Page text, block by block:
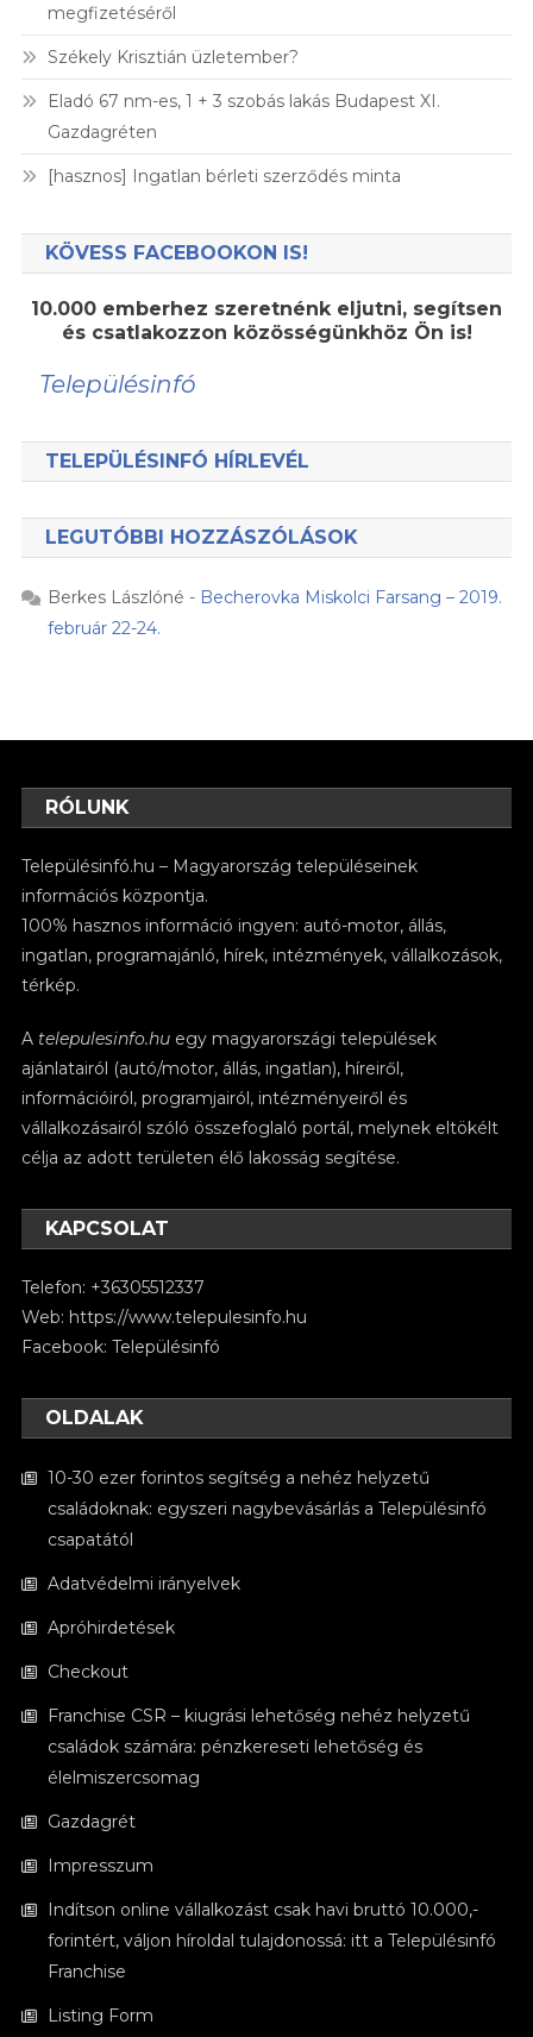
megfizetéséről
Székely Krisztián üzletember?
Eladó 67 nm-es, 1 + 3 szobás lakás Budapest XI.
Gazdagréten
[hasznos] Ingatlan bérleti szerződés minta
KÖVESS FACEBOOKON IS!
10.000 emberhez szeretnénk eljutni, segítsen
és csatlakozzon közösségünkhöz Ön is!
Településinfó
TELEPÜLÉSINFÓ HÍRLEVÉL
LEGUTÓBBI HOZZÁSZÓLÁSOK
Berkes Lászlóné - Becherovka Miskolci Farsang – 2019.
február 22-24.
RÓLUNK
Településinfó.hu – Magyarország településeinek
információs központja.
100% hasznos információ ingyen: autó-motor, állás,
ingatlan, programajánló, hírek, intézmények, vállalkozások,
térkép.
A telepulesinfo.hu egy magyarországi települések
ajánlatairól (autó/motor, állás, ingatlan), híreiről,
információiról, programjairól, intézményeiről és
vállalkozásairól szóló összefoglaló portál, melynek eltökélt
célja az adott területen élő lakosság segítése.
KAPCSOLAT
Telefon: +36305512337
Web: https://www.telepulesinfo.hu
Facebook:Településinfó
OLDALAK
10-30 ezer forintos segítség a nehéz helyzetű
családoknak: egyszeri nagybevásárlás a Településinfó
csapatától
Adatvédelmi irányelvek
Apróhirdetések
Checkout
Franchise CSR – kiugrási lehetőség nehéz helyzetű
családok számára: pénzkereseti lehetőség és
élelmiszercsomag
Gazdagrét
Impresszum
Indítson online vállalkozást csak havi bruttó 10.000,-
forintért, váljon híroldal tulajdonossá: itt a Településinfó
Franchise
Listing Form